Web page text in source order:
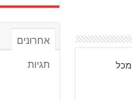
מכל
אחרונים
תגיות